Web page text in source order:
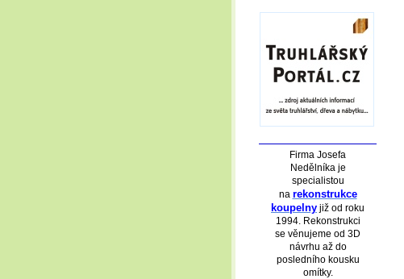
Firma Josefa
Nedělníka je
specialistou
na rekonstrukce
koupelny již od roku
1994. Rekonstrukci
se věnujeme od 3D
návrhu až do
posledního kousku
omítky.